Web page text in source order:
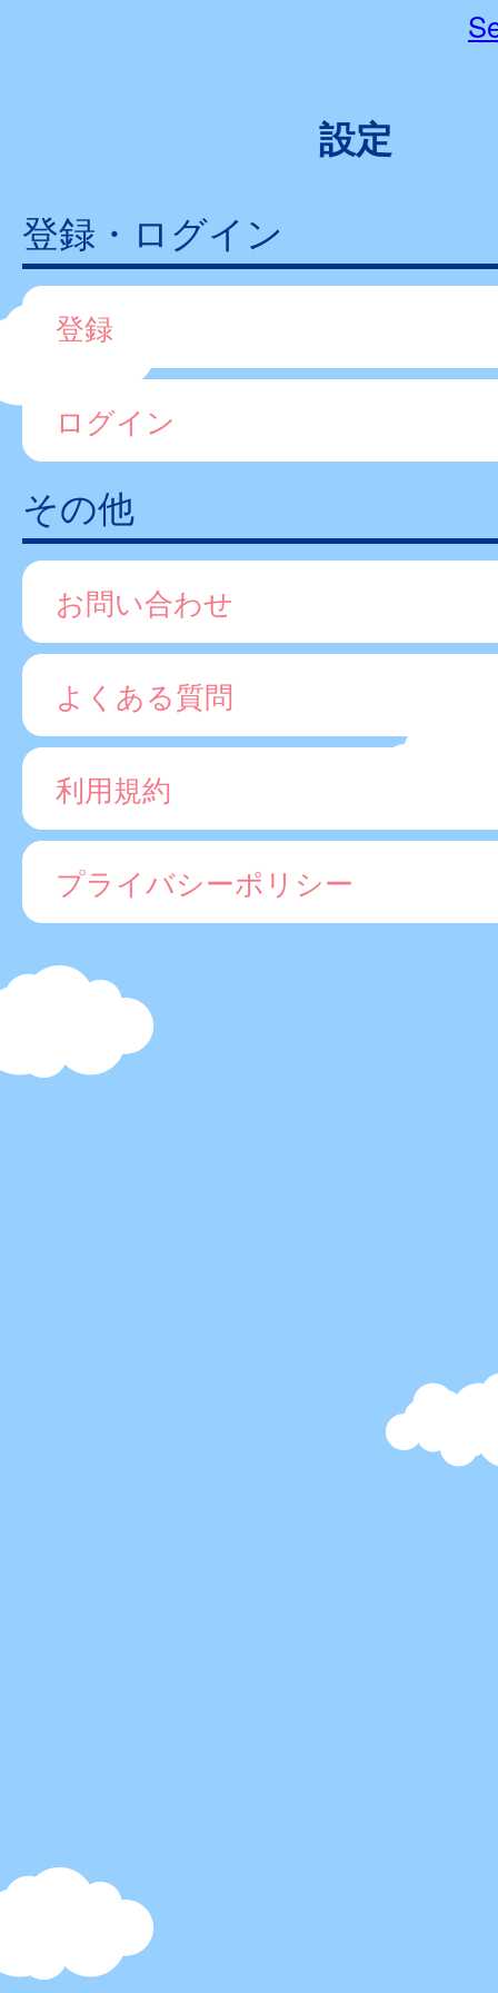
設定
登録・ログイン
登録
ログイン
その他
お問い合わせ
よくある質問
利用規約
プライバシーポリシー